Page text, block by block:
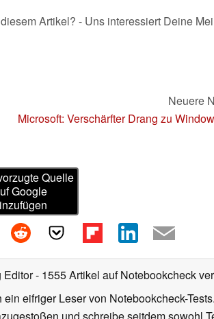
Artikel? - Uns interessiert Deine
Neuere
Microsoft: Verschärfter Drang zu
Quelle
Google
Editor- 1555 Artikel auf Notebookcheck
eifriger Leser von Notebookcheck-